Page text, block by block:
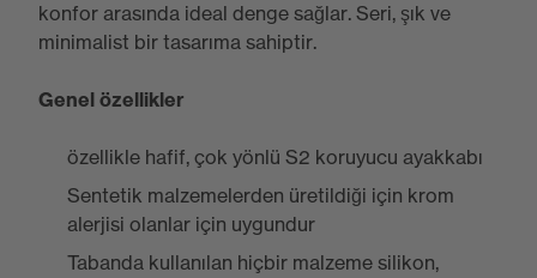
konfor arasında ideal denge sağlar. Seri, şık ve
minimalist bir tasarıma sahiptir.
Genel özellikler
özellikle hafif, çok yönlü S2 koruyucu ayakkabı
Sentetik malzemelerden üretildiği için krom
alerjisi olanlar için uygundur
Tabanda kullanılan hiçbir malzeme silikon,